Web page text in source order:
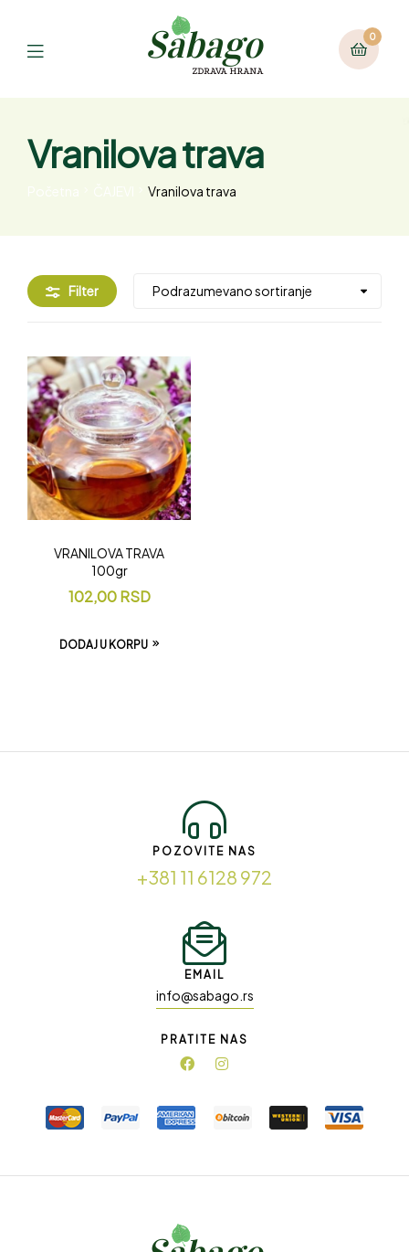
0
Vranilova trava
Vranilova trava
Filter
VRANILOVA TRAVA
100gr
102,00RSD
DODAJ U KORPU
POZOVITE NAS
+381 11 6128 972
EMAIL
info@sabago.rs
PRATITE NAS